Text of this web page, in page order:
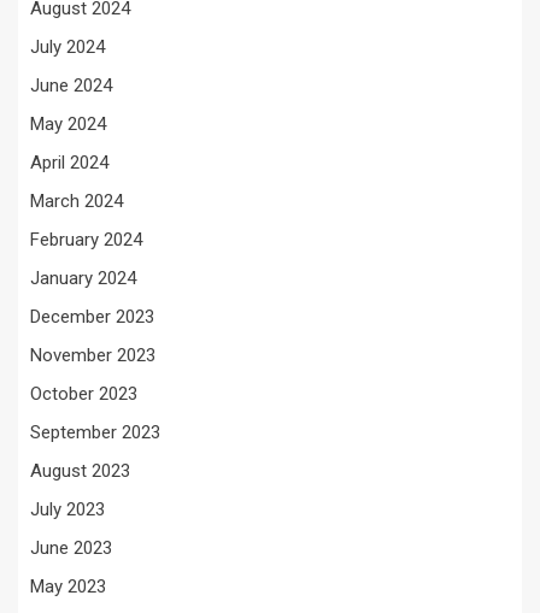
August 2024
July 2024
June 2024
May 2024
April 2024
March 2024
February 2024
January 2024
December 2023
November 2023
October 2023
September 2023
August 2023
July 2023
June 2023
May 2023